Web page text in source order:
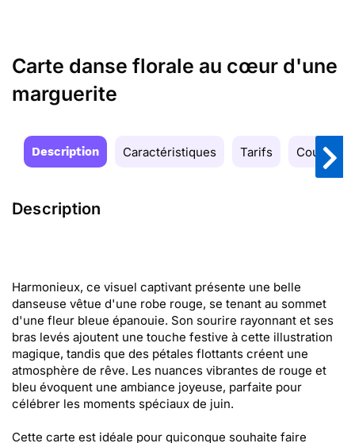
Carte danse florale au cœur d'une
marguerite
Description Caractéristiques Tarifs Couleurs
Description
Harmonieux, ce visuel captivant présente une belle
danseuse vêtue d'une robe rouge, se tenant au sommet
d'une fleur bleue épanouie. Son sourire rayonnant et ses
bras levés ajoutent une touche festive à cette illustration
magique, tandis que des pétales flottants créent une
atmosphère de rêve. Les nuances vibrantes de rouge et
bleu évoquent une ambiance joyeuse, parfaite pour
célébrer les moments spéciaux de juin.
Cette carte est idéale pour quiconque souhaite faire